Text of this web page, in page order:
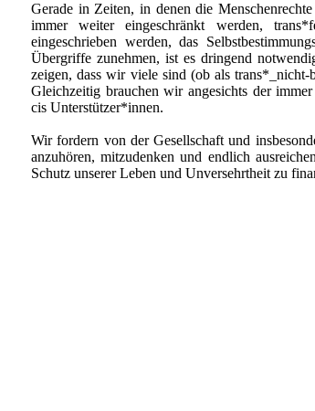
Gerade in Zeiten, in denen die
immer weiter eingeschränkt werden,
eingeschrieben werden, das
Übergriffe zunehmen, ist es dringend
zeigen, dass wir viele sind (ob als
Gleichzeitig brauchen wir angesichts der
cis Unterstützer*innen.
Wir fordern von der Gesellschaft und
anzuhören, mitzudenken und endlich
Schutz unserer Leben und Unversehrtheit zu